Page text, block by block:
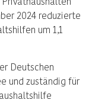
2024 reduzierte
um 1,1
Deutschen
und zuständig für